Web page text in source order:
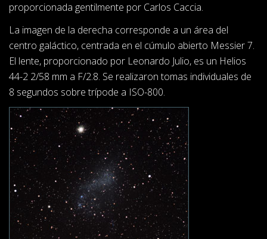
proporcionada gentilmente por Carlos Caccia.
La imagen de la derecha corresponde a un área del
centro galáctico, centrada en el cúmulo abierto Messier 7.
El lente, proporcionado por Leonardo Julio, es un Helios
44-2 2/58 mm a F/2.8. Se realizaron tomas individuales de
8 segundos sobre trípode a ISO-800.